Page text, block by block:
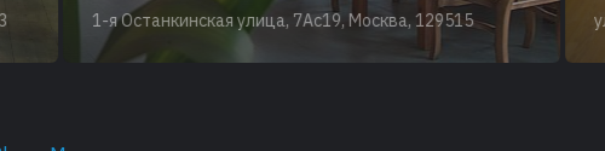
1-я Останкинская улица, 7Ас19, Москва, 129515